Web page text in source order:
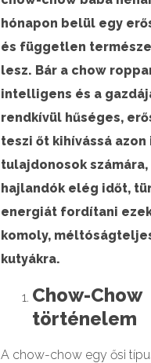
hónapon belül egy
és független
lesz. Bár a chow
intelligens és a
rendkívül hűséges,
teszi őt kihívássá
tulajdonosok számára,
hajlandók elég időt,
energiát fordítani
komoly,
kutyákra.
Chow-Chow
történelem
A chow-chow egy ősi